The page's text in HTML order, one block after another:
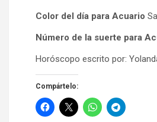
Color del día para Acuario
Número de la suerte para
Horóscopo escrito por:
Compártelo: